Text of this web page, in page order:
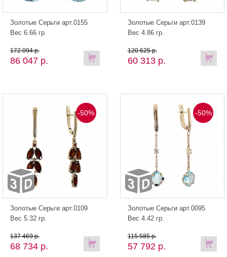
Золотые Серьги арт.0155
Вес 6.66 гр.
86 047 р.
172 094 р.
Золотые Серьги арт.0139
Вес 4.86 гр.
60 313 р.
120 625 р.
-50%
Золотые Серьги арт.0109
Вес 5.32 гр.
68 734 р.
137 469 р.
-50%
Золотые Серьги арт.0095
Вес 4.42 гр.
57 792 р.
115 585 р.